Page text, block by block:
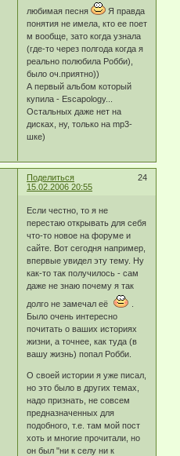
любимая песня
Я правда
понятия не имела, кто ее поет
м вообще, зато когда узнала
(где-то через полгода когда я
реально полюбила Робби),
было оч.приятно))
А первый альбом который
купила - Escapology...
Остальных даже нет на
дисках, ну, только на mp3-
шке)
Поделиться
24
15.02.2006 20:55
Если честно, то я не
перестаю открывать для себя
что-то новое на форуме и
сайте. Вот сегодня например,
впервые увидел эту тему. Ну
как-то так получилось - сам
даже не знаю почему я так
долго не замечал её
Было очень интересно
почитать о ваших историях
жизни, а точнее, как туда (в
вашу жизнь) попал Робби.
О своей истории я уже писал,
но это было в других темах,
надо признать, не совсем
предназначенных для
подобного, т.е. там мой пост
хоть и многие прочитали, но
он был "ни к селу ни к